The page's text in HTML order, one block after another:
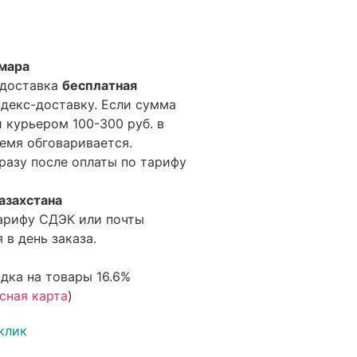
бесплатная
доставку. Если сумма
курьером 100-300 руб. в
обговаривается.
после оплаты по тарифу
СДЭК или почты
день заказа.
на товары 16.6%
карта)